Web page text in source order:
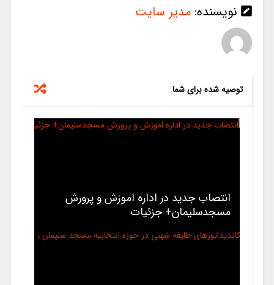
نویسنده: مدیر سایت
توصیه شده برای شما
انتصاب جدید در اداره اموزش و پرورش
مسجدسلیمان+ جزئیات